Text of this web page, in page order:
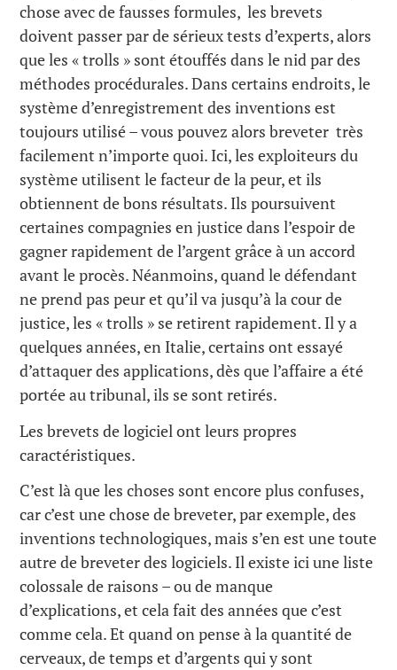
chose avec de fausses formules, les brevets
doivent passer par de sérieux tests d’experts, alors
que les « trolls » sont étouffés dans le nid par des
méthodes procédurales. Dans certains endroits, le
système d’enregistrement des inventions est
toujours utilisé – vous pouvez alors breveter très
facilement n’importe quoi. Ici, les exploiteurs du
système utilisent le facteur de la peur, et ils
obtiennent de bons résultats. Ils poursuivent
certaines compagnies en justice dans l’espoir de
gagner rapidement de l’argent grâce à un accord
avant le procès. Néanmoins, quand le défendant
ne prend pas peur et qu’il va jusqu’à la cour de
justice, les « trolls » se retirent rapidement. Il y a
quelques années, en Italie, certains ont essayé
d’attaquer des applications, dès que l’affaire a été
portée au tribunal, ils se sont retirés.
Les brevets de logiciel ont leurs propres
caractéristiques.
C’est là que les choses sont encore plus confuses,
car c’est une chose de breveter, par exemple, des
inventions technologiques, mais s’en est une toute
autre de breveter des logiciels. Il existe ici une liste
colossale de raisons – ou de manque
d’explications, et cela fait des années que c’est
comme cela. Et quand on pense à la quantité de
cerveaux, de temps et d’argents qui y sont